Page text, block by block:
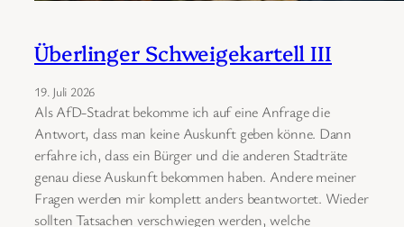
Überlinger Schweigekartell III
19. Juli 2026
Als AfD-Stadrat bekomme ich auf eine Anfrage die
Antwort, dass man keine Auskunft geben könne. Dann
erfahre ich, dass ein Bürger und die anderen Stadträte
genau diese Auskunft bekommen haben. Andere meiner
Fragen werden mir komplett anders beantwortet. Wieder
sollten Tatsachen verschwiegen werden, welche